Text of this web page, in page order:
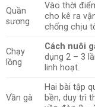
Quần
sương
Vào thời
cho kê ra
chống chịu
Chạy
lồng
Cách nuôi
dụng 2 – 3
linh hoạt.
Vần gà
Hai bài tập
bền, duy trì